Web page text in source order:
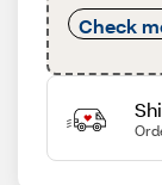
Check